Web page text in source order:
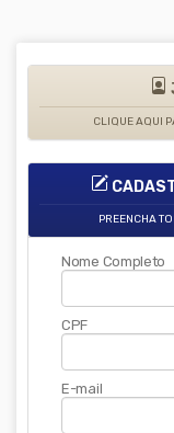
CLIQUE AQUI
PREENCHA
Nome Completo
CPF
E-mail